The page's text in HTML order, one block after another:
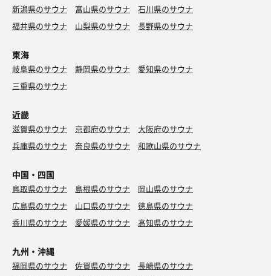
新潟県のサウナ 富山県のサウナ
石川県のサウナ
福井県のサウナ
山梨県のサウナ 長野県のサウナ
東海
岐阜県のサウナ 静岡県のサウナ
愛知県のサウナ
三重県のサウナ
近畿
滋賀県のサウナ 京都府のサウナ
大阪府のサウナ
兵庫県のサウナ
奈良県のサウナ 和歌山県のサウナ
中国・四国
鳥取県のサウナ 島根県のサウナ
岡山県のサウナ
広島県のサウナ
山口県のサウナ
徳島県のサウナ
香川県のサウナ
愛媛県のサウナ 高知県のサウナ
九州・沖縄
福岡県のサウナ 佐賀県のサウナ
長崎県のサウナ